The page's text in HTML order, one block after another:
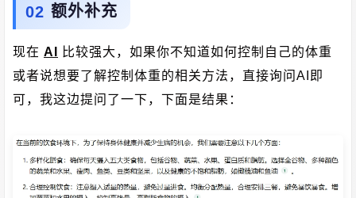
额外补充
现在 AI
比较强大，如果你不知道如何控制自己的体重
或者说想要了解控制体重的相关方法，直接询问AI即
可，我这边提问了一下，下面是结果：